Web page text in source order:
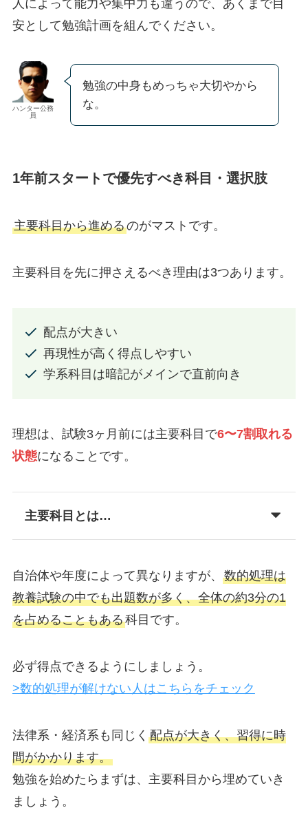
人によって能力や集中力も違うので、あくまで目
安として勉強計画を組んでください。
ハンター公務
員
勉強の中身もめっちゃ大切やから
な。
1年前スタートで優先すべき科目・選択肢
主要科目から進めるのがマストです。
主要科目を先に押さえるべき理由は3つあります。
配点が大きい
再現性が高く得点しやすい
学系科目は暗記がメインで直前向き
理想は、試験3ヶ月前には主要科目で6〜7割取れる
状態になることです。
主要科目とは…
自治体や年度によって異なりますが、 数的処理は
教養試験の中でも出題数が多く、全体の約3分の1
を占めることもある科目です。
必ず得点できるようにしましょう。
>数的処理が解けない人はこちらをチェック
法律系・経済系も同じく 配点が大きく、習得に時
間がかかります。
勉強を始めたらまずは、主要科目から埋めていき
ましょう。